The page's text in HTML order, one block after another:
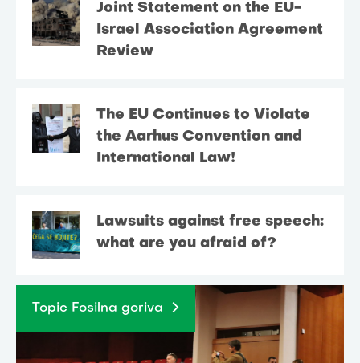
Joint Statement on the EU-
Israel Association Agreement
Review
The EU Continues to Violate
the Aarhus Convention and
International Law!
Lawsuits against free speech:
what are you afraid of?
Topic Fosilna goriva